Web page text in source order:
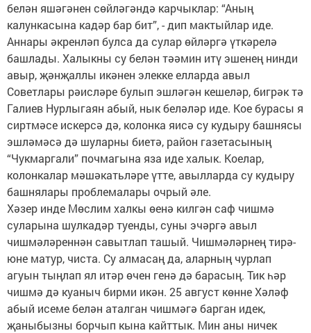
белән яшәгәнен сөйләгәндә карчыклар: “Аның
калункасына кадәр бар бит”, - дип мактыйлар иде.
Аннары әкренләп булса да сулар өйләргә үткәрелә
башлады. Халыкны су белән тәәмин итү эшенең нинди
авыр, җәнҗаллы икәнен элекке елларда авыл
Советлары рәисләре булып эшләгән кешеләр, бигрәк тә
Галиев Нурлыгаян абый, нык беләләр иде. Кое бурасы я
сиртмәсе искерсә дә, колонка яисә су кудыру башнясы
эшләмәсә дә шуларны биетә, район газетасының
“Чукмаргали” почмагына яза иде халык. Коелар,
колонкалар мәшәкатьләре үтте, авылларда су кудыру
башнялары проблемалары очрый әле.
Хәзер инде Мөслим халкы өенә килгән саф чишмә
суларына шулкадәр туенды, суны эчәргә авыл
чишмәләреннән савытлап ташый. Чишмәләрнең тирә-
юне матур, чиста. Су алмасаң да, аларның чурлап
агуын тыңлап ял итәр өчен генә дә барасың. Тик һәр
чишмә дә куаныч бирми икән. 25 август көнне Хәләф
абый исеме белән аталган чишмәгә барган идек,
җаныбызны борчып кына кайттык. Мин аны ничек